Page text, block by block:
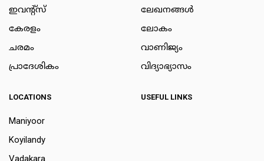
ഇവന്റ്സ്
കേരളം
ചരമം
പ്രാദേശികം
ലേഖനങ്ങള്‍
ലോകം
വാണിജ്യം
വിദ്യാഭ്യാസം
LOCATIONS
Maniyoor
Koyilandy
Vadakara
USEFUL LINKS